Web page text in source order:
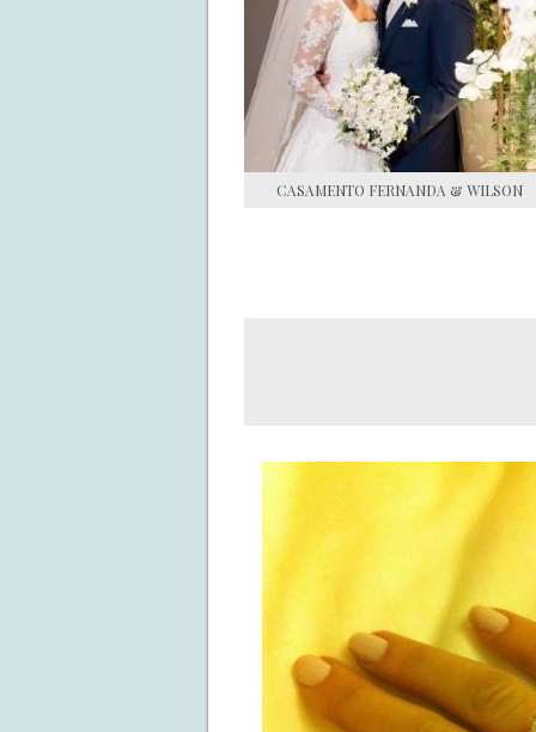
CASAMENTO FERNANDA & WILSON